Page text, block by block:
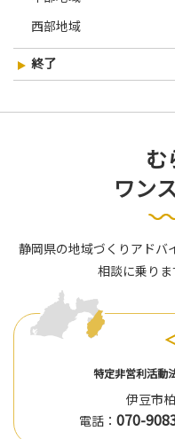
西部地域
終了
ワン
静岡県の地域づくりアドバイザーが、むらづくりや企業連携のご
相談に乗りま
特定非営利活動
伊豆
電話： 070-